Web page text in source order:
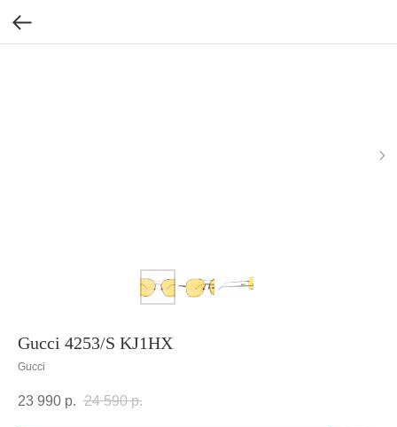
Gucci 4253/S KJ1HX
Gucci
23 990 р. 24 590 р.